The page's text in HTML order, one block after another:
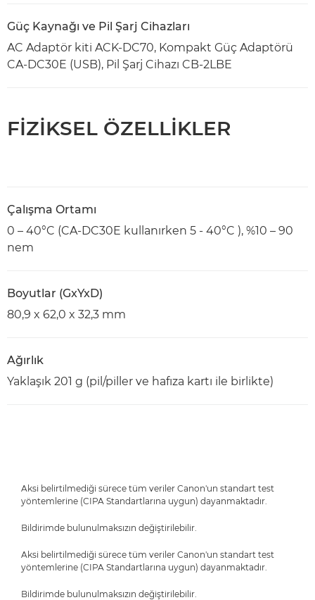
Güç Kaynağı ve Pil Şarj Cihazları
AC Adaptör kiti ACK-DC70, Kompakt Güç Adaptörü
CA-DC30E (USB), Pil Şarj Cihazı CB-2LBE
FİZİKSEL ÖZELLİKLER
Çalışma Ortamı
0 – 40°C (CA-DC30E kullanırken 5 - 40°C ), %10 – 90
nem
Boyutlar (GxYxD)
80,9 x 62,0 x 32,3 mm
Ağırlık
Yaklaşık 201 g (pil/piller ve hafıza kartı ile birlikte)
Aksi belirtilmediği sürece tüm veriler Canon'un standart test
yöntemlerine (CIPA Standartlarına uygun) dayanmaktadır.
Bildirimde bulunulmaksızın değiştirilebilir.
Aksi belirtilmediği sürece tüm veriler Canon'un standart test
yöntemlerine (CIPA Standartlarına uygun) dayanmaktadır.
Bildirimde bulunulmaksızın değiştirilebilir.